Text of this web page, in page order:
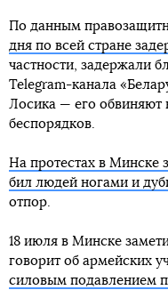
По данным
дня по всей стране
частности, задержали
Telegram-канала
Лосика — его обвиняют
беспорядков.
На протестах в Минске
бил людей ногами и
отпор.
18 июля в Минске
говорит об армейских
силовым подавлением